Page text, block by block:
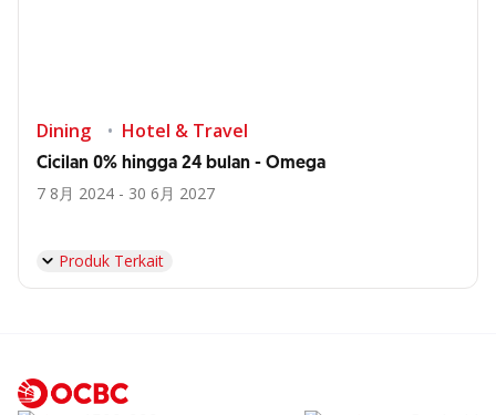
Dining Hotel & Travel
Cicilan 0% hingga 24 bulan - Omega
7 8月 2024 - 30 6月 2027
Produk Terkait